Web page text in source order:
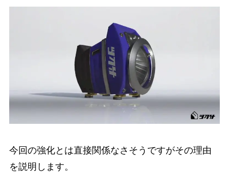
今回の強化とは直接関係なさそうですがその理由
を説明します。